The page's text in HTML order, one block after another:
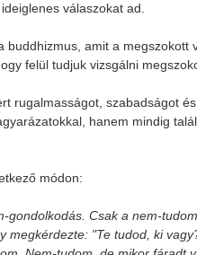
válaszokat ad.
amit a
felül tudjuk vizsgálni
rugalmasságot, szabadságot
hanem mindig
módon:
Csak a nem-
megkérdezte: "Te tudod, ki